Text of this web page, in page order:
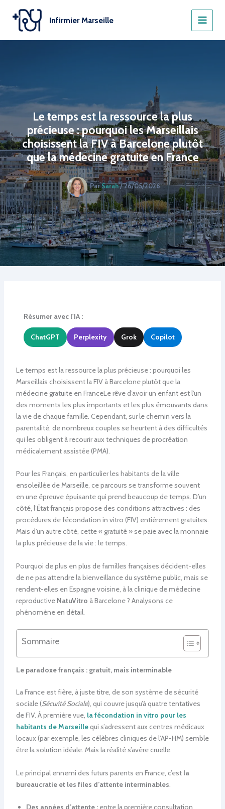
contenu
Infirmier Marseille
Le temps est la ressource la plus
précieuse : pourquoi les Marseillais
choisissent la FIV à Barcelone plutôt
que la médecine gratuite en France
ParSarah/26/05/2026
Résumer avec l'IA :
ChatGPT Perplexity Grok Copilot
Le temps est la ressource la plus précieuse : pourquoi les
Marseillais choisissent la FIV à Barcelone plutôt que la
médecine gratuite en FranceLe rêve d’avoir un enfant est l’un
des moments les plus importants et les plus émouvants dans
la vie de chaque famille. Cependant, sur le chemin vers la
parentalité, de nombreux couples se heurtent à des difficultés
qui les obligent à recourir aux techniques de procréation
médicalement assistée (PMA).
Pour les Français, en particulier les habitants de la ville
ensoleillée de Marseille, ce parcours se transforme souvent
en une épreuve épuisante qui prend beaucoup de temps. D’un
côté, l’État français propose des conditions attractives : des
procédures de fécondation in vitro (FIV) entièrement gratuites.
Mais d’un autre côté, cette « gratuité » se paie avec la monnaie
la plus précieuse de la vie : le temps.
Pourquoi de plus en plus de familles françaises décident-elles
de ne pas attendre la bienveillance du système public, mais se
rendent-elles en Espagne voisine, à la clinique de médecine
reproductive NatuVitro à Barcelone ? Analysons ce
phénomène en détail.
Sommaire
Le paradoxe français : gratuit, mais interminable
La France est fière, à juste titre, de son système de sécurité
sociale (Sécurité Sociale), qui couvre jusqu’à quatre tentatives
de FIV. À première vue, la fécondation in vitro pour les
habitants de Marseillequi s’adressent aux centres médicaux
locaux (par exemple, les célèbres cliniques de l’AP-HM) semble
être la solution idéale. Mais la réalité s’avère cruelle.
Le principal ennemi des futurs parents en France, c’est la
bureaucratie et les files d’attente interminables
Des années d’attente :entre la première consultation